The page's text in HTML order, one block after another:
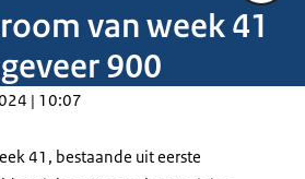
van week 41
900
| 10:07
41, bestaande uit eerste